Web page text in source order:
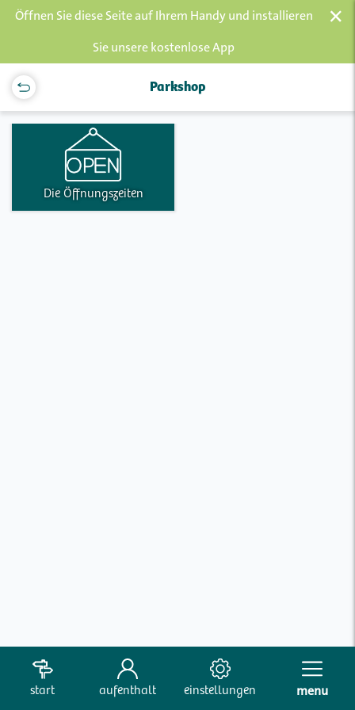
Öffnen Sie diese Seite auf Ihrem Handy und installieren
Sie unsere kostenlose App
×
Parkshop
Die Öffnungszeiten
start aufenthalt einstellungen menu